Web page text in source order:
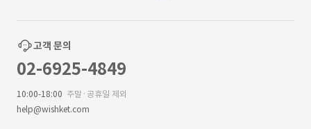
고객 문의
02-6925-4849
10:00-18:00 주말·공휴일 제외
help@wishket.com